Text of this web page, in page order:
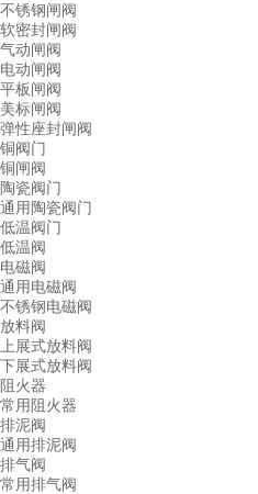
不锈钢闸阀
软密封闸阀
气动闸阀
电动闸阀
平板闸阀
美标闸阀
弹性座封闸阀
铜阀门
铜闸阀
陶瓷阀门
通用陶瓷阀门
低温阀门
低温阀
电磁阀
通用电磁阀
不锈钢电磁阀
放料阀
上展式放料阀
下展式放料阀
阻火器
常用阻火器
排泥阀
通用排泥阀
排气阀
常用排气阀